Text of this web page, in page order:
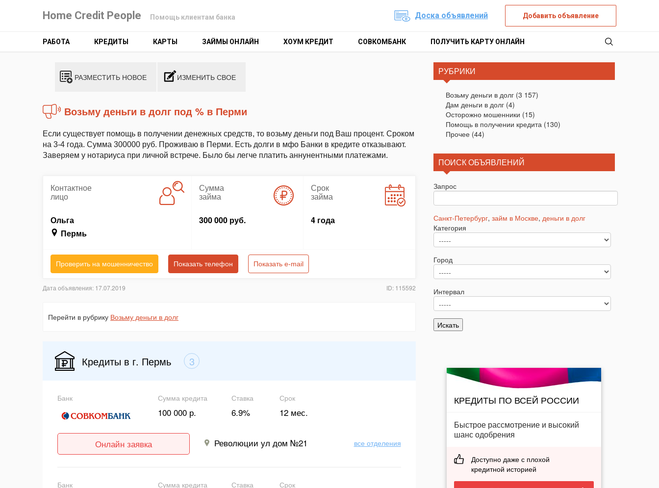
Home Credit People Помощь клиентам банка Доска объявлений Добавить объявление
РАБОТА КРЕДИТЫ КАРТЫ ЗАЙМЫ ОНЛАЙН ХОУМ КРЕДИТ СОВКОМБАНК ПОЛУЧИТЬ КАРТУ ОНЛАЙН
РАЗМЕСТИТЬ НОВОЕ ИЗМЕНИТЬ СВОЕ
Возьму деньги в долг под % в Перми
Если существует помощь в получении денежных средств, то возьму деньги под Ваш процент. Сроком
на 3-4 года. Сумма 300000 руб. Проживаю в Перми. Есть долги в мфо Банки в кредите отказывают.
Заверяем у нотариуса при личной встрече. Было бы легче платить аннунентными платежами.
Контактное
лицо
Ольга
Пермь
Сумма
займа
300 000 руб.
Срок
займа
4 года
Проверить на мошенничество Показать телефон Показать e-mail
Дата объявления: 17.07.2019 ID: 115592
Перейти в рубрику Возьму деньги в долг
Кредиты в г. Пермь 3
Банк Сумма кредита
100 000 р.
Ставка
6.9%
Срок
12 мес.
Онлайн заявка Революции ул дом №21 все отделения
Банк Сумма кредита Ставка Срок
РУБРИКИ
Возьму деньги в долг(3 157)
Дам деньги в долг(4)
Осторожно мошенники (15)
Помощь в получении кредита(130)
Прочее(44)
ПОИСК ОБЪЯВЛЕНИЙ
Запрос
Санкт-Петербург, займ в Москве, деньги в долг
Категория
Город
Интервал
КРЕДИТЫ ПО ВСЕЙ РОССИИ
Быстрое рассмотрение и высокий
шанс одобрения
Доступно даже с плохой
кредитной историей